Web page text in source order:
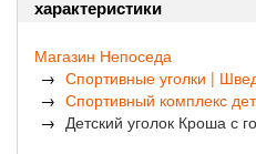
характеристики
Магазин Непоседа
Спортивные уголки |
Спортивный комплекс
Детский уголок Кроша с